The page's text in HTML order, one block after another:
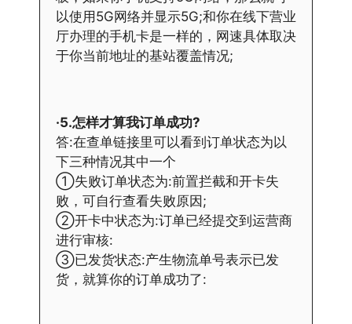
以使用5G网络并显示5G;和你在线下营业
厅办理的手机卡是一样的，网速具体取决
于你当前地址的基站覆盖情况;
·5.怎样才算我订单成功?
答:在查单链接里可以看到订单状态为以
下三种情况其中一个
①失败订单状态为:前置拦截和开卡失
败，可自行查看失败原因;
②开卡中状态为:订单已经提交到运营商
进行审核:
③已发货状态:产生物流单号表示已发
货，就算你的订单成功了: